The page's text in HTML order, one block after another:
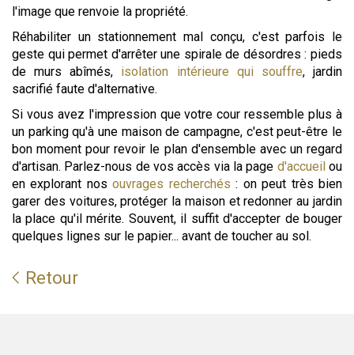
l'image que renvoie la propriété.
Réhabiliter un stationnement mal conçu, c'est parfois le
geste qui permet d'arrêter une spirale de désordres : pieds
de murs abîmés, isolation intérieure qui souffre, jardin
sacrifié faute d'alternative.
Si vous avez l'impression que votre cour ressemble plus à
un parking qu'à une maison de campagne, c'est peut-être le
bon moment pour revoir le plan d'ensemble avec un regard
d'artisan. Parlez-nous de vos accès via la page d'accueil ou
en explorant nosouvrages recherchés : on peut très bien
garer des voitures, protéger la maison et redonner au jardin
la place qu'il mérite. Souvent, il suffit d'accepter de bouger
quelques lignes sur le papier... avant de toucher au sol.
Retour